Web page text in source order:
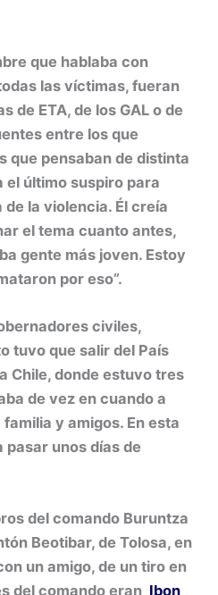
que hablaba con
las víctimas, fueran
de ETA, de los GAL o de
entre los que
que pensaban de distinta
el último suspiro para
la violencia. Él creía
el tema cuanto antes,
gente más joven. Estoy
por eso”.
civiles,
tuvo que salir del País
Chile, donde estuvo tres
de vez en cuando a
y amigos. En esta
pasar unos días de
del comando Buruntza
Beotibar, de Tolosa, en
un amigo, de un tiro en
del comando eran Ibon